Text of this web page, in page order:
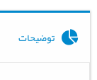
توضیحات